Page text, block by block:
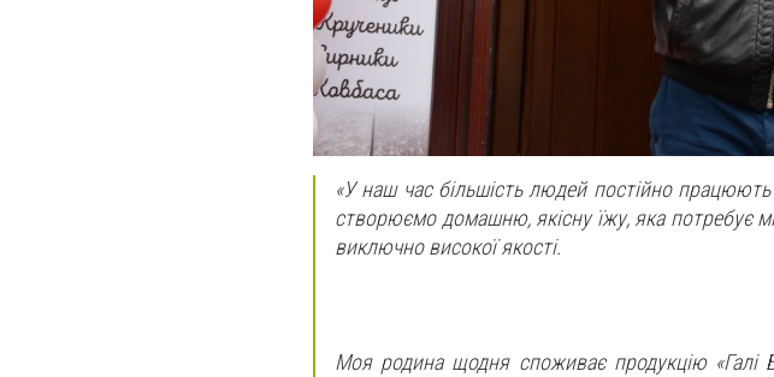
«У наш час більшість людей постійно
створюємо домашню, якісну їжу, яка потребує
виключно високої якості.
Моя родина щодня споживає продукцію «Галі